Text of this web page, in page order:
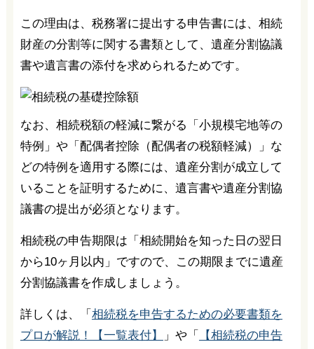
この理由は、税務署に提出する申告書には、相続
財産の分割等に関する書類として、遺産分割協議
書や遺言書の添付を求められるためです。
なお、相続税額の軽減に繋がる「小規模宅地等の
特例」や「配偶者控除（配偶者の税額軽減）」な
どの特例を適用する際には、遺産分割が成立して
いることを証明するために、遺言書や遺産分割協
議書の提出が必須となります。
相続税の申告期限は「相続開始を知った日の翌日
から10ヶ月以内」ですので、この期限までに遺産
分割協議書を作成しましょう。
詳しくは、「 相続税を申告するための必要書類を
プロが解説！【一覧表付】
」や「
【相続税の申告